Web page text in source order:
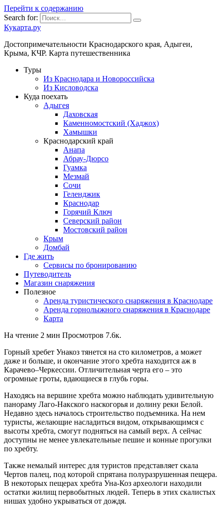
Перейти к содержанию
Search for:
Кукарта.ру
Достопримечательности Краснодарского края, Адыгеи,
Крыма, КЧР. Карта путешественника
Туры
Из Краснодара и Новороссийска
Из Кисловодска
Куда поехать
Адыгея
Даховская
Каменномостский (Хаджох)
Хамышки
Краснодарский край
Анапа
Абрау-Дюрсо
Гуамка
Мезмай
Сочи
Геленджик
Краснодар
Горячий Ключ
Северский район
Мостовский район
Крым
Домбай
Где жить
Сервисы по бронированию
Путеводитель
Магазин снаряжения
Полезное
Аренда туристического снаряжения в Краснодаре
Аренда горнолыжного снаряжения в Краснодаре
Карта
На чтение 2 мин Просмотров 7.6к.
Горный хребет Унакоз тянется на сто километров, а может
даже и больше, и окончание этого хребта находится аж в
Карачево–Черкессии. Отличительная черта его – это
огромные гроты, вдающиеся в глубь горы.
Находясь на вершине хребта можно наблюдать удивительную
панораму Лаго-Накского наскогорья и долину реки Белой.
Недавно здесь началось строительство подъемника. На нем
туристы, желающие насладиться видом, открывающимся с
высоты хребта, смогут подняться на самый верх. А сейчас
доступны не менее увлекательные пешие и конные прогулки
по хребту.
Также немалый интерес для туристов представляет скала
Чертов палец, под которой спрятана полуразрушенная пещера.
В некоторых пещерах хребта Уна-Коз археологи находили
остатки жилищ первобытных людей. Теперь в этих скалистых
нишах удобно укрываться от дождя.